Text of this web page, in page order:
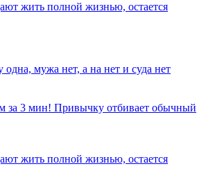
жить полной жизнью, остается
мужа нет, а на нет и суда нет
за 3 мин! Привычку отбивает обычный
жить полной жизнью, остается